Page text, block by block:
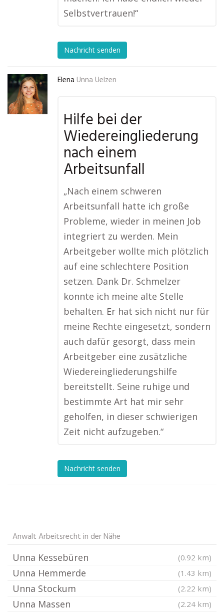
Selbstvertrauen!“
Nachricht senden
Elena Unna Uelzen
Hilfe bei der
Wiedereingliederung
nach einem
Arbeitsunfall
„Nach einem schweren
Arbeitsunfall hatte ich große
Probleme, wieder in meinen Job
integriert zu werden. Mein
Arbeitgeber wollte mich plötzlich
auf eine schlechtere Position
setzen. Dank Dr. Schmelzer
konnte ich meine alte Stelle
behalten. Er hat sich nicht nur für
meine Rechte eingesetzt, sondern
auch dafür gesorgt, dass mein
Arbeitgeber eine zusätzliche
Wiedereingliederungshilfe
bereitstellt. Seine ruhige und
bestimmte Art hat mir sehr
geholfen, in dieser schwierigen
Zeit nicht aufzugeben.“
Nachricht senden
Anwalt Arbeitsrecht in der Nähe
Unna Kessebüren (0.92 km)
Unna Hemmerde (1.43 km)
Unna Stockum (2.22 km)
Unna Massen (2.24 km)